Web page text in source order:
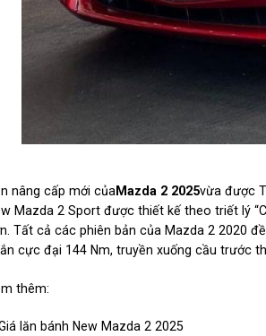
nâng cấp mới củaMazda 2 2025vừa được
Mazda 2 Sport được thiết kế theo triết lý
Tất cả các phiên bản của Mazda 2 2020
cực đại 144 Nm, truyền xuống cầu trước
thêm:
lăn bánh New Mazda 2 2025